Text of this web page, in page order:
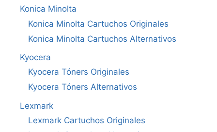
Konica Minolta
Konica Minolta Cartuchos Originales
Konica Minolta Cartuchos Alternativos
Kyocera
Kyocera Tóners Originales
Kyocera Tóners Alternativos
Lexmark
Lexmark Cartuchos Originales